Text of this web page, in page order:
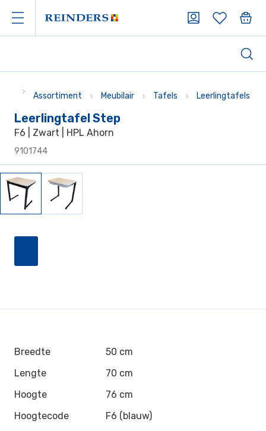
Assortiment Meubilair Tafels Leerlingtafels
Leerlingtafel Step
F6 | Zwart | HPL Ahorn
9101744
Breedte
50 cm
Lengte
70 cm
Hoogte
76 cm
Hoogtecode
F6 (blauw)